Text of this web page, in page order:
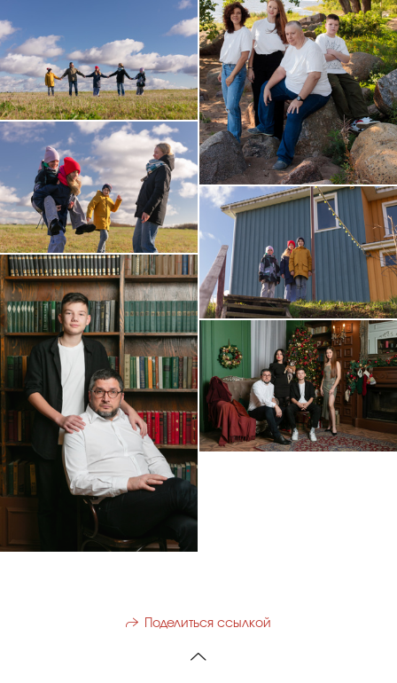
Поделиться ссылкой